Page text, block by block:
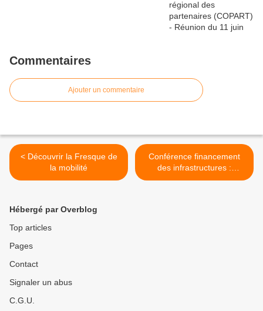
Commentaires
Ajouter un commentaire
< Découvrir la Fresque de
la mobilité
Conférence financement
des infrastructures :
prendre en compte les
Hébergé par Overblog
Top articles
Pages
Contact
Signaler un abus
C.G.U.